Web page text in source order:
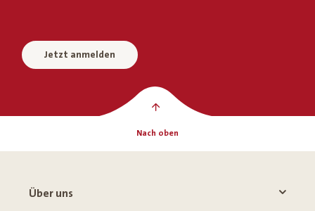
Jetzt anmelden
Nach oben
Über uns